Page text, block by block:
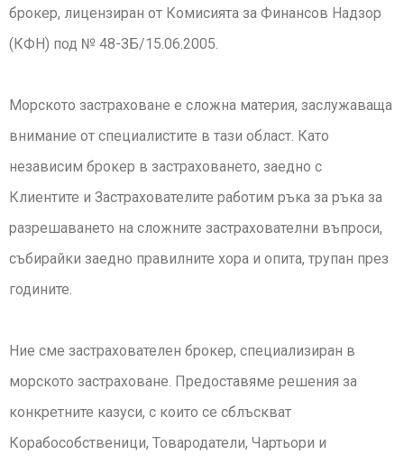
брокер, лицензиран от Комисията за Финансов Надзор
(КФН) под № 48-ЗБ/15.06.2005.
Морското застраховане е сложна материя, заслужаваща
внимание от специалистите в тази област. Като
независим брокер в застраховането, заедно с
Клиентите и Застрахователите работим ръка за ръка за
разрешаването на сложните застрахователни въпроси,
събирайки заедно правилните хора и опита, трупан през
годините.
Ние сме застрахователен брокер, специализиран в
морското застраховане. Предоставяме решения за
конкретните казуси, с които се сблъскват
Корабособственици, Товародатели, Чартьори и